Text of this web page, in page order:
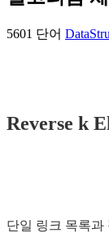
5601 단어
Reverse k
단일 링크 목록